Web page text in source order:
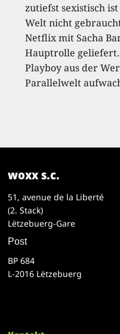
zutiefst sexistisch
Welt nicht
Netflix mit Sacha
Hauptrolle
Playboy aus der
Parallelwelt
woxx s.c.
51, avenue de la Liberté
(2. Stack)
Lëtzebuerg-Gare
Post
BP 684
L-2016 Lëtzebuerg